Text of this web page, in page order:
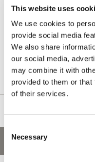
This website uses
We use cookies to
provide social media
We also share
our social media,
may combine it with
provided to them or
of their services.
Consent
Selection
Necessary
ださい。
また、競技用のスケートボ
ックとウィール※をつけて
めます。
※スケートボードとして乗
ルを別途ご用意ください。
あなたにおす